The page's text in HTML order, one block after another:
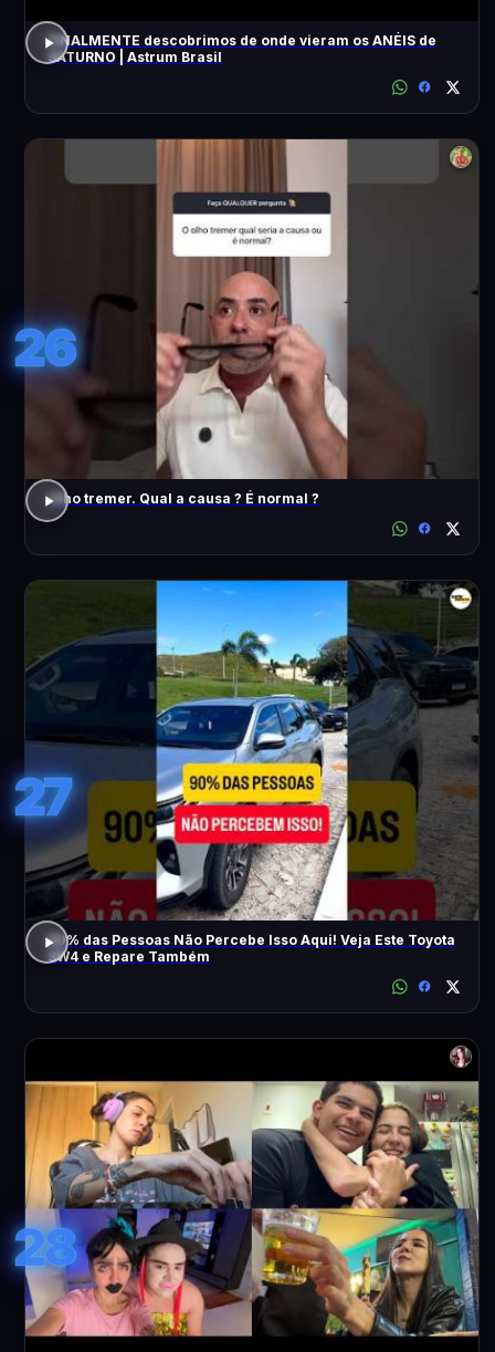
FINALMENTE descobrimos de onde vieram os ANÉIS de
SATURNO | Astrum Brasil
26
Olho tremer. Qual a causa ? É normal ?
27
90% das Pessoas Não Percebe Isso Aqui! Veja Este Toyota
SW4 e Repare Também
28